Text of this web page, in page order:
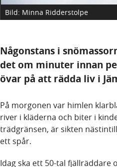
Bild: Minna Ridderstolpe
Någonstans i
det om minuter innan
övar på att rädda liv i
På morgonen var himlen
river i kläderna och biter i
trädgränsen, är sikten
ett spår.
Idag ska ett 50-tal fjällräddare